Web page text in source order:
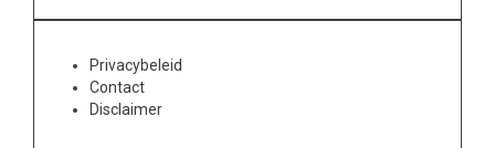
Privacybeleid
Contact
Disclaimer